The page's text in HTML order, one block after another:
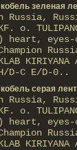
зеленая
Russia,
о.
heart,
KIRIYANA
D-С E/D-0..
серая
Russia,
о.
heart,
KIRIYANA